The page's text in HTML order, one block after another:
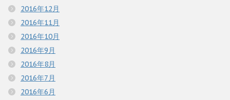
2016年12月
2016年11月
2016年10月
2016年9月
2016年8月
2016年7月
2016年6月